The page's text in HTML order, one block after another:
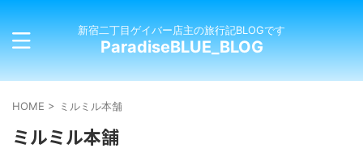
新宿二丁目ゲイバー店主の旅行記BLOGです
ParadiseBLUE_BLOG
HOME > ミルミル本舗
ミルミル本舗